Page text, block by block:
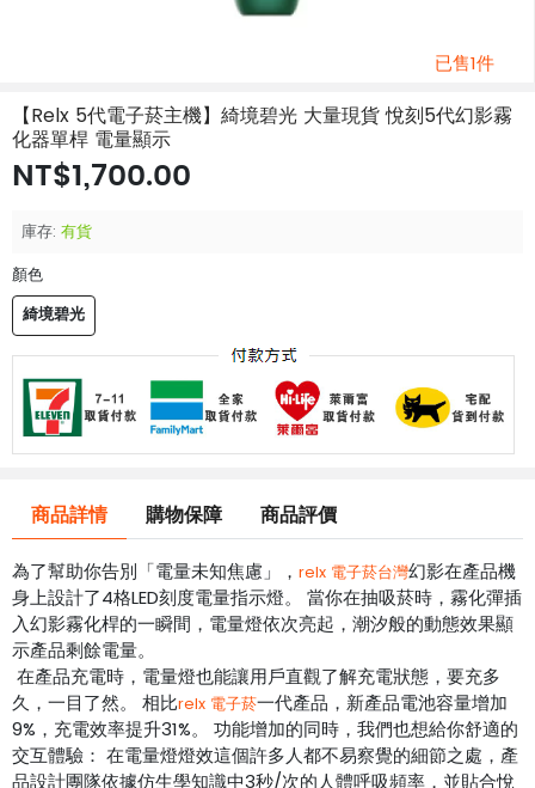
已售1件
【Relx 5代電子菸主機】綺境碧光 大量現貨 悅刻5代幻影霧
化器單桿 電量顯示
NT$1,700.00
庫存: 有貨
顏色
綺境碧光
商品詳情 購物保障 商品評價
為了幫助你告別「電量未知焦慮」， relx 電子菸台灣幻影在產品機
身上設計了4格LED刻度電量指示燈。 當你在抽吸菸時，霧化彈插
入幻影霧化桿的一瞬間，電量燈依次亮起，潮汐般的動態效果顯
示產品剩餘電量。
在產品充電時，電量燈也能讓用戶直觀了解充電狀態，要充多
久，一目了然。 相比relx 電子菸一代產品，新產品電池容量增加
9%，充電效率提升31%。 功能增加的同時，我們也想給你舒適的
交互體驗： 在電量燈燈效這個許多人都不易察覺的細節之處，產
品設計團隊依據仿生學知識中3秒/次的人體呼吸頻率，並貼合悅